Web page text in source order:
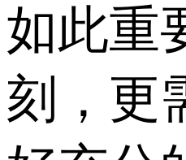
如此重
刻，更